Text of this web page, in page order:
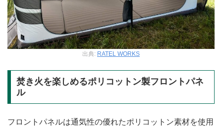
出典: RATEL WORKS
焚き火を楽しめるポリコットン製フロントパネ
ル
フロントパネルは通気性の優れたポリコットン素材を使用